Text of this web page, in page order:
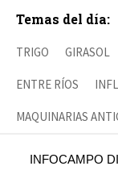
Temas del día:
TRIGO GIRASOL
ENTRE RÍOS
MAQUINARIAS
INFOCAMPO